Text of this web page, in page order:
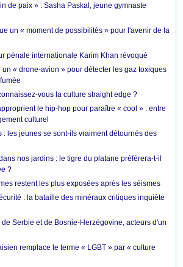
de paix » : Sasha Paskal, jeune gymnaste
un « moment de possibilités » pour l'avenir de la
pénale internationale Karim Khan révoqué
« drone-avion » pour détecter les gaz toxiques
vous la culture straight edge ?
le hip-hop pour paraître « cool » : entre
culturel
: les jeunes se sont-ils vraiment détournés des
nos jardins : le tigre du platane préférera-t-il
?
restent les plus exposées après les séismes
: la bataille des minéraux critiques inquiète
Serbie et de Bosnie-Herzégovine, acteurs d'un
remplace le terme « LGBT » par « culture